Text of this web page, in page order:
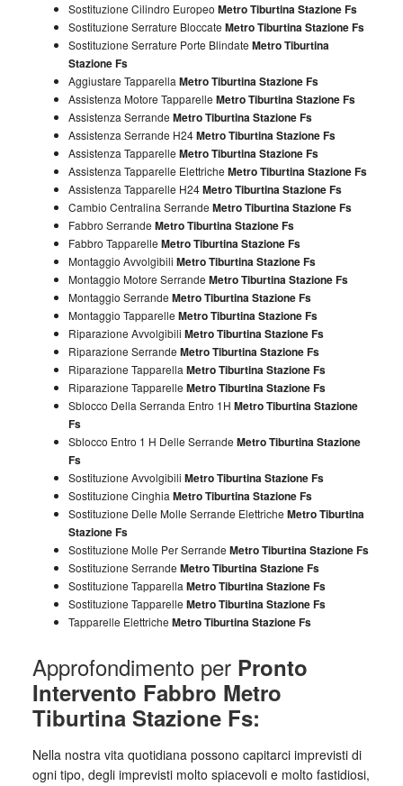
Sostituzione Cilindro Europeo Metro Tiburtina Stazione Fs
Sostituzione Serrature Bloccate Metro Tiburtina Stazione Fs
Sostituzione Serrature Porte Blindate Metro Tiburtina
Stazione Fs
Aggiustare Tapparella Metro Tiburtina Stazione Fs
Assistenza Motore Tapparelle Metro Tiburtina Stazione Fs
Assistenza Serrande Metro Tiburtina Stazione Fs
Assistenza Serrande H24Metro Tiburtina Stazione Fs
Assistenza Tapparelle Metro Tiburtina Stazione Fs
Assistenza Tapparelle Elettriche Metro Tiburtina Stazione Fs
Assistenza Tapparelle H24Metro Tiburtina Stazione Fs
Cambio Centralina Serrande Metro Tiburtina Stazione Fs
Fabbro Serrande Metro Tiburtina Stazione Fs
Fabbro Tapparelle Metro Tiburtina Stazione Fs
Montaggio Avvolgibili Metro Tiburtina Stazione Fs
Montaggio Motore Serrande Metro Tiburtina Stazione Fs
Montaggio Serrande Metro Tiburtina Stazione Fs
Montaggio Tapparelle Metro Tiburtina Stazione Fs
Riparazione Avvolgibili Metro Tiburtina Stazione Fs
Riparazione Serrande Metro Tiburtina Stazione Fs
Riparazione Tapparella Metro Tiburtina Stazione Fs
Riparazione Tapparelle Metro Tiburtina Stazione Fs
Sblocco Della Serranda Entro 1H Metro Tiburtina Stazione
Fs
Sblocco Entro 1 H Delle Serrande Metro Tiburtina Stazione
Fs
Sostituzione Avvolgibili Metro Tiburtina Stazione Fs
Sostituzione Cinghia Metro Tiburtina Stazione Fs
Sostituzione Delle Molle Serrande Elettriche Metro Tiburtina
Stazione Fs
Sostituzione Molle Per Serrande Metro Tiburtina Stazione Fs
Sostituzione Serrande Metro Tiburtina Stazione Fs
Sostituzione Tapparella Metro Tiburtina Stazione Fs
Sostituzione Tapparelle Metro Tiburtina Stazione Fs
Tapparelle Elettriche Metro Tiburtina Stazione Fs
Approfondimento per Pronto
Intervento Fabbro Metro
Tiburtina Stazione Fs:
Nella nostra vita quotidiana possono capitarci imprevisti di
ogni tipo, degli imprevisti molto spiacevoli e molto fastidiosi,